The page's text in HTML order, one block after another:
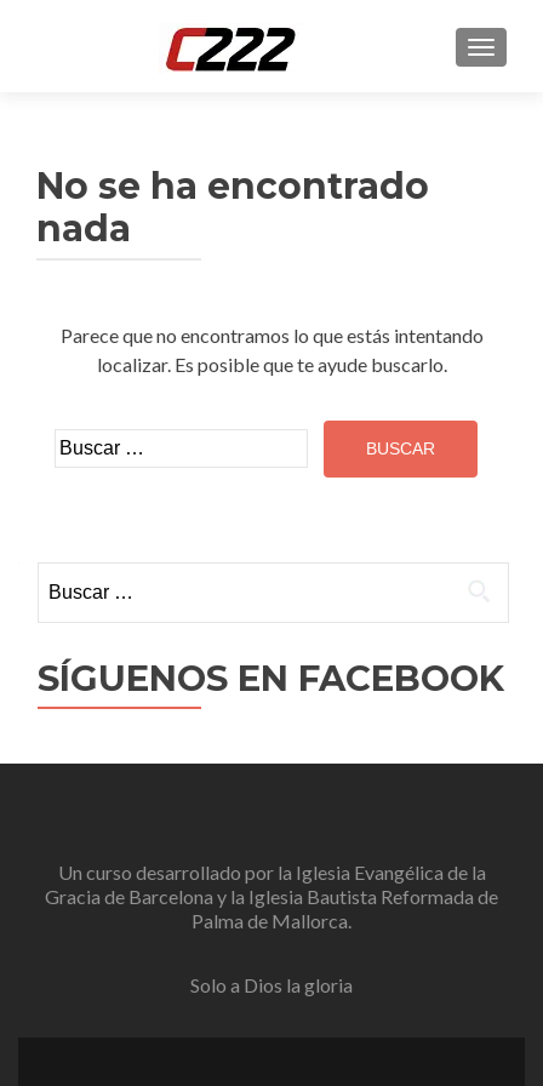
No se ha encontrado
nada
Parece que no encontramos lo que estás intentando
localizar. Es posible que te ayude buscarlo.
Buscar:
SÍGUENOS EN FACEBOOK
Un curso desarrollado por la Iglesia Evangélica de la
Gracia de Barcelona y la Iglesia Bautista Reformada de
Palma de Mallorca.
Solo a Dios la gloria